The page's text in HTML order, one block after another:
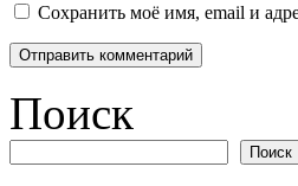
Сохранить моё имя, email и
Поиск
Поиск